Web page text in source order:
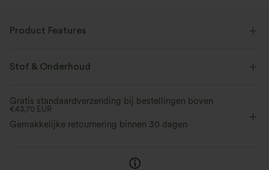
Product Features
Stof & Onderhoud
Gratis standaardverzending bij bestellingen boven
€43,70 EUR
Gemakkelijke retournering binnen 30 dagen